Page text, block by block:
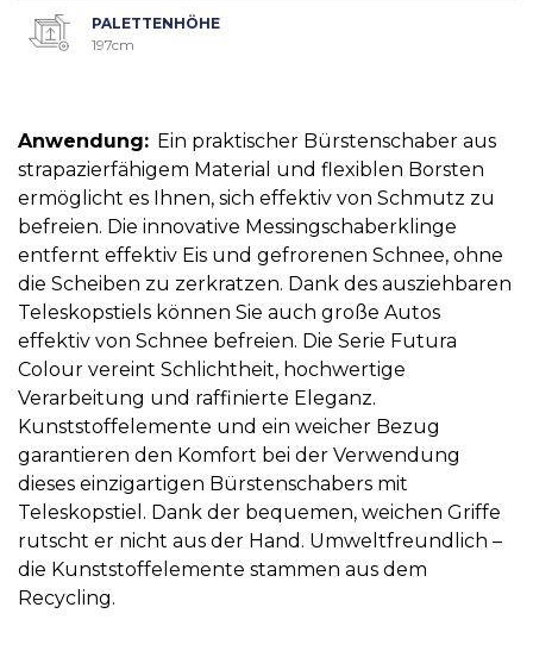
PALETTENHÖHE
197cm
Anwendung: Ein praktischer Bürstenschaber aus
strapazierfähigem Material und flexiblen Borsten
ermöglicht es Ihnen, sich effektiv von Schmutz zu
befreien. Die innovative Messingschaberklinge
entfernt effektiv Eis und gefrorenen Schnee, ohne
die Scheiben zu zerkratzen. Dank des ausziehbaren
Teleskopstiels können Sie auch große Autos
effektiv von Schnee befreien. Die Serie Futura
Colour vereint Schlichtheit, hochwertige
Verarbeitung und raffinierte Eleganz.
Kunststoffelemente und ein weicher Bezug
garantieren den Komfort bei der Verwendung
dieses einzigartigen Bürstenschabers mit
Teleskopstiel. Dank der bequemen, weichen Griffe
rutscht er nicht aus der Hand. Umweltfreundlich –
die Kunststoffelemente stammen aus dem
Recycling.